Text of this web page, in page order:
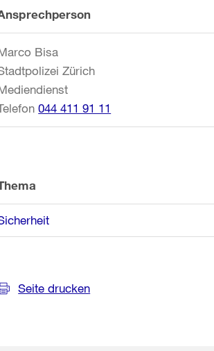
Bisa
Zürich
044 411 91 11
Seite drucken